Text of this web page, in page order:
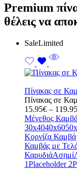
Premium
θέλεις να
SaleLimited
Πίνακας σε
Πίνακας σε
15.95€ – 119.95
Μέγεθος
30x4040x60
Κορνίζα Καμβά
Καμβάς με
ΚαρυδιάΑσημί
1Placeholder 2